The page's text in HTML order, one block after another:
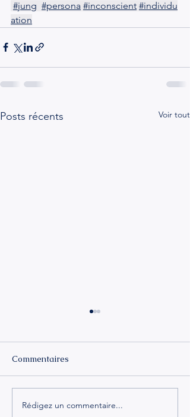
#jung #persona #inconscient #individu
ation
Posts récents Voir tout
Se reconstruire après
Commentaires
Rédigez un commentaire...